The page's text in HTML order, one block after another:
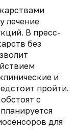
лечение
В пресс-
без
и
пройти.
с
для